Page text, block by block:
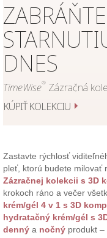
DNES
TimeWise® Zázračná
KÚPIŤ KOLEKCIU
Zastavte rýchlosť
pleť, ktorú budete milovať
Zázračnej kolekcii s 3D
krokoch ráno a večer
krém/gél 4 v 1 s 3D
hydratačný krém/gél s
denný a nočný produkt